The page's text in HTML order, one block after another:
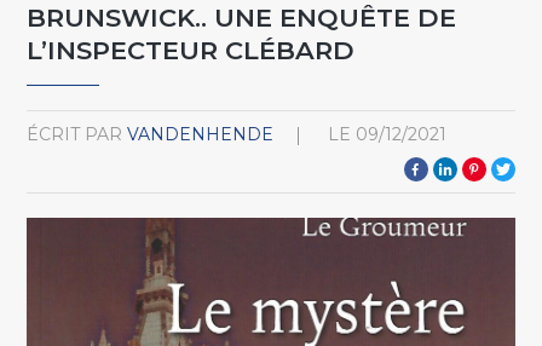
BRUNSWICK.. UNE ENQUÊTE DE
L’INSPECTEUR CLÉBARD
ÉCRIT PAR VANDENHENDE LE 09/12/2021